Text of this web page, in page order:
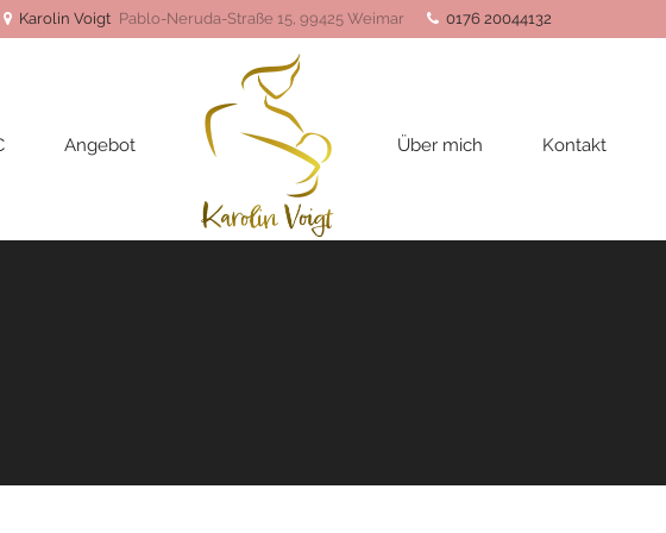
Karolin Voigt Pablo-Neruda-Straße 15, 99425 Weimar 0176 20044132
Angebot Über mich Kontakt